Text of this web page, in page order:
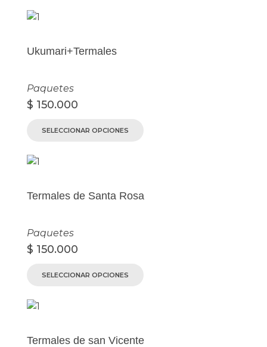
Ukumari+Termales
Paquetes
$ 150.000
SELECCIONAR OPCIONES
Termales de Santa Rosa
Paquetes
$ 150.000
SELECCIONAR OPCIONES
Termales de san Vicente